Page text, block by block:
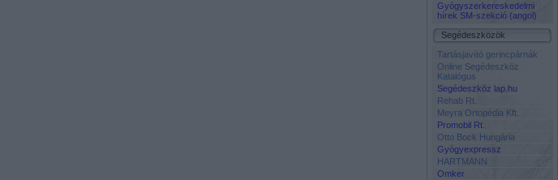
Gyógyszerkereskedelmi
hírek SM-szekció (angol)
Segédeszközök
Tartásjavító gerincpárnák
Online Segédeszköz
Katalógus
Segédeszköz lap.hu
Rehab Rt.
Meyra Ortopédia Kft.
Promobil Rt.
Otto Bock Hungária
Gyógyexpressz
HARTMANN
Omker